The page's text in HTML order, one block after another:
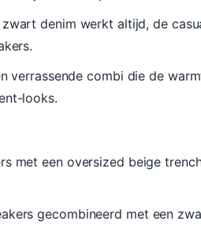
zwart denim werkt altijd, de
verrassende combi die de
looks.
met een oversized beige
gecombineerd met een